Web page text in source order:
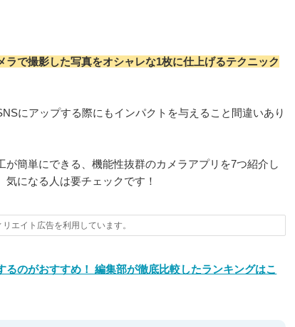
ラで撮影した写真をオシャレな1枚に仕上げるテクニック
にアップする際にもインパクトを与えること間違いあり
簡単にできる、機能性抜群のカメラアプリを7つ紹介し
になる人は要チェックです！
エイト広告を利用しています。
のがおすすめ！ 編集部が徹底比較したランキングはこ